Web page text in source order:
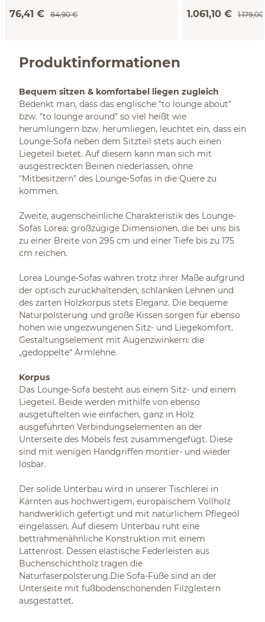
76,41 € 84,90 € 1.061,10 €
Produktinformationen
Bequem sitzen & komfortabel liegen zugleich
Bedenkt man, dass das englische "to lounge about"
bzw. "to lounge around" so viel heißt wie
herumlungern bzw. herumliegen, leuchtet ein, dass ein
Lounge-Sofa neben dem Sitzteil stets auch einen
Liegeteil bietet. Auf diesem kann man sich mit
ausgestreckten Beinen niederlassen, ohne
"Mitbesitzern" des Lounge-Sofas in die Quere zu
kommen.
Zweite, augenscheinliche Charakteristik des Lounge-
Sofas Lorea: großzügige Dimensionen, die bei uns bis
zu einer Breite von 295 cm und einer Tiefe bis zu 175
cm reichen.
Lorea Lounge-Sofas wahren trotz ihrer Maße aufgrund
der optisch zurückhaltenden, schlanken Lehnen und
des zarten Holzkorpus stets Eleganz. Die bequeme
Naturpolsterung und große Kissen sorgen für ebenso
hohen wie ungezwungenen Sitz- und Liegekomfort.
Gestaltungselement mit Augenzwinkern: die
„gedoppelte“ Armlehne.
Korpus
Das Lounge-Sofa besteht aus einem Sitz- und einem
Liegeteil. Beide werden mithilfe von ebenso
ausgetüftelten wie einfachen, ganz in Holz
ausgeführten Verbindungselementen an der
Unterseite des Möbels fest zusammengefügt. Diese
sind mit wenigen Handgriffen montier- und wieder
lösbar.
Der solide Unterbau wird in unserer Tischlerei in
Kärnten aus hochwertigem, europäischem Vollholz
handwerklich gefertigt und mit natürlichem Pflegeöl
eingelassen. Auf diesem Unterbau ruht eine
bettrahmenähnliche Konstruktion mit einem
Lattenrost. Dessen elastische Federleisten aus
Buchenschichtholz tragen die
Naturfaserpolsterung.Die Sofa-Füße sind an der
Unterseite mit fußbodenschonenden Filzgleitern
ausgestattet.